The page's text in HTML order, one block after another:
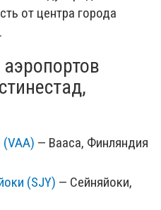
от центра города
— Вааса, Финляндия
(SJY) — Сейняйоки,